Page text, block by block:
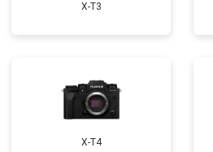
X-T3
X-T4